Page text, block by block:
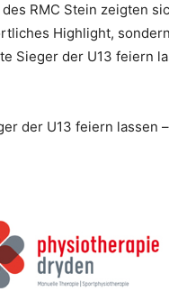
RMC Stein zeigten
Highlight,
Sieger der U13 feiern
der U13 feiern lassen